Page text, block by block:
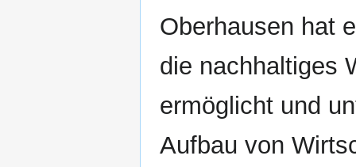
Oberhausen hat
die nachhaltiges
ermöglicht und
Aufbau von